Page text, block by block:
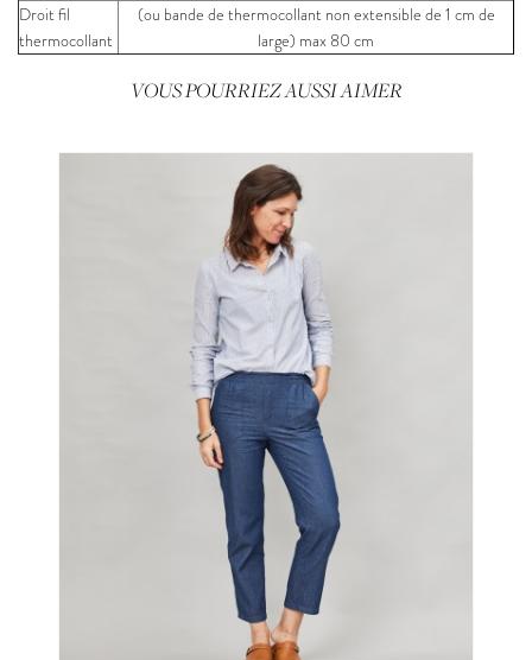
Droit fil
thermocollant
(ou bande de thermocollant non extensible de 1 cm de
large) max 80 cm
VOUS POURRIEZ AUSSI AIMER